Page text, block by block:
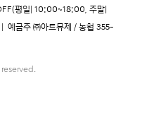
평일| 10:00~18:00, 주말|
예금주 ㈜아트뮤제 / 농협 355-